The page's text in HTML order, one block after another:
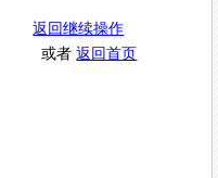
返回继续操作
或者返回首页